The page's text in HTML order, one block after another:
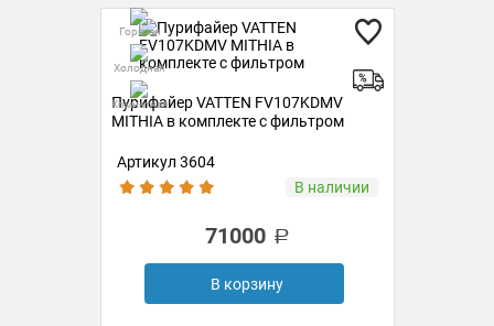
Горячая
Холодная
Комнатная
Пурифайер VATTEN FV107KDMV
MITHIA в комплекте с фильтром
Артикул 3604
В наличии
71000
В корзину